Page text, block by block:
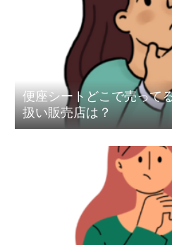
便座シートどこで売って
扱い販売店は？